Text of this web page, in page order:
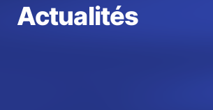
Actualités